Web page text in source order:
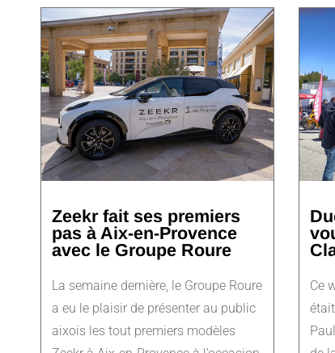
Zeekr fait ses premiers
pas à Aix-en-Provence
avec le Groupe Roure
La semaine dernière, le Groupe Roure
a eu le plaisir de présenter au public
aixois les tout premiers modèles
Ce